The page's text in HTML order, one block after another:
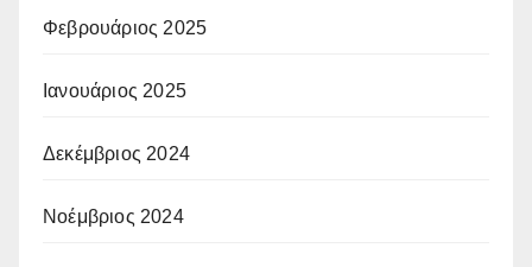
Φεβρουάριος 2025
Ιανουάριος 2025
Δεκέμβριος 2024
Νοέμβριος 2024